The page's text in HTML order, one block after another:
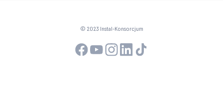
© 2023 Instal-Konsorcjum